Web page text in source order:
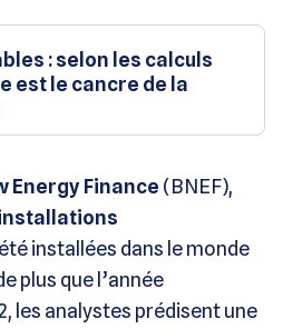
: selon les calculs
est le cancre de la
Energy Finance (BNEF),
installées dans le monde
plus que l’année
les analystes prédisent une